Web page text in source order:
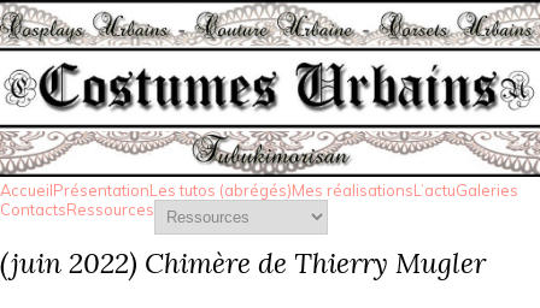
AccueilPrésentationLes tutos (abrégés)Mes réalisationsL’actuGaleries
ContactsRessources
(juin 2022) Chimère de Thierry Mugler